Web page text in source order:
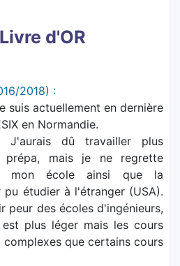
Livre d'OR
2018) :
suis actuellement en dernière
en Normandie.
dû travailler plus
prépa, mais je ne regrette
mon école ainsi que la
étudier à l'étranger (USA).
peur des écoles d'ingénieurs,
plus léger mais les cours
que certains cours